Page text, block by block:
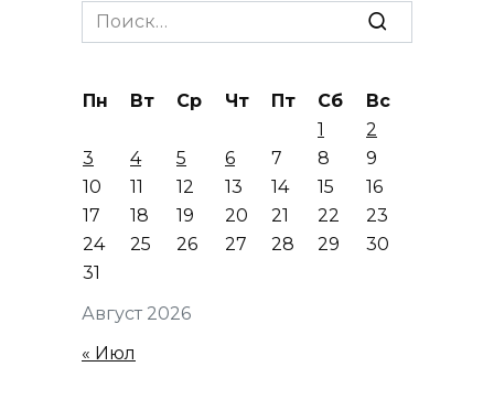
Search
for:
Август 2026
Пн Вт Ср Чт Пт Сб
Вс
1
2
3
4 5 6 7 8
9
10
11 12 13 14 15
16
17
18 19 20 21 22
23
24
25 26 27 28 29
30
31
« Июл